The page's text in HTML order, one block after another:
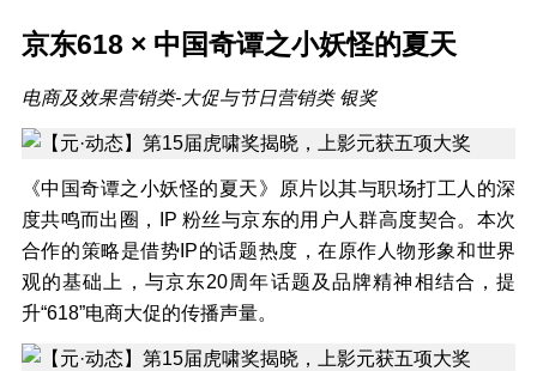
京东618 × 中国奇谭之小妖怪的夏天
电商及效果营销类-大促与节日营销类 银奖
《中国奇谭之小妖怪的夏天》原片以其与职场打工人的深
度共鸣而出圈，IP 粉丝与京东的用户人群高度契合。本次
合作的策略是借势IP的话题热度，在原作人物形象和世界
观的基础上，与京东20周年话题及品牌精神相结合，提
升“618”电商大促的传播声量。